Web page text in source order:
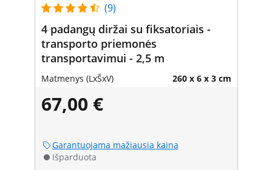
(9)
4 padangų diržai su fiksatoriais -
transporto priemonės
transportavimui - 2,5 m
Matmenys (LxŠxV) 260 x 6 x 3 cm
67,00 €
Garantuojama mažiausia kaina
Išparduota